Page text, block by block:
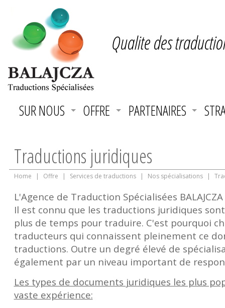
Qualite des
SUR NOUS OFFRE PARTENAIRES
Traductions juridiques
Home | Offre | Services de traductions | Nos spécialisations |
L'Agence de Traduction Spécialisées
Il est connu que les traductions juridiques
plus de temps pour traduire. C'est pourquoi
traducteurs qui connaissent pleinement ce
traductions. Outre un degré élevé de
également par un niveau important de
Les types de documents juridiques les plus
vaste expérience: